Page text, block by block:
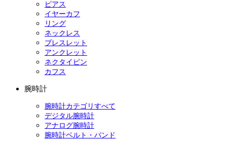
ピアス
イヤーカフ
リング
ネックレス
ブレスレット
アンクレット
ネクタイピン
カフス
腕時計
腕時計カテゴリすべて
デジタル腕時計
アナログ腕時計
腕時計ベルト・バンド